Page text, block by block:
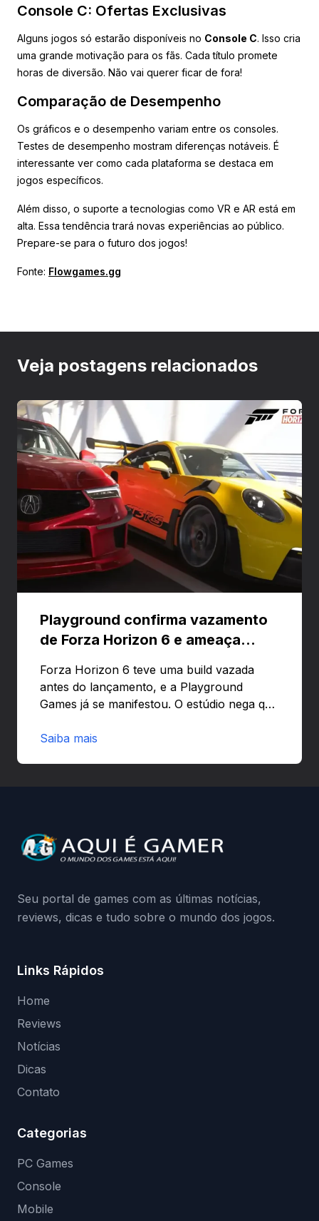
Console C: Ofertas Exclusivas
Alguns jogos só estarão disponíveis no Console C. Isso cria
uma grande motivação para os fãs. Cada título promete
horas de diversão. Não vai querer ficar de fora!
Comparação de Desempenho
Os gráficos e o desempenho variam entre os consoles.
Testes de desempenho mostram diferenças notáveis. É
interessante ver como cada plataforma se destaca em
jogos específicos.
Além disso, o suporte a tecnologias como VR e AR está em
alta. Essa tendência trará novas experiências ao público.
Prepare-se para o futuro dos jogos!
Fonte: Flowgames.gg
Veja postagens relacionados
Playground confirma vazamento
de Forza Horizon 6 e ameaça
Forza Horizon 6 teve uma build vazada
antes do lançamento, e a Playground
Games já se manifestou. O estúdio nega que
preload e avisa que quem usar versões não
da Playground: negação do preload,
medidas contra acessos não autorizados
Saiba mais
Seu portal de games com as últimas notícias,
reviews, dicas e tudo sobre o mundo dos jogos.
Links Rápidos
Home
Reviews
Notícias
Dicas
Contato
Categorias
PC Games
Console
Mobile